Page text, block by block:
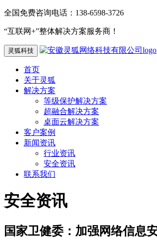
全国免费咨询电话：138-6598-3726
“互联网+”整体解决方案服务商！
灵狐科技
首页
关于灵狐
解决方案
等级保护解决方案
超融合解决方案
桌面云解决方案
客户案例
新闻资讯
行业资讯
安全资讯
联系我们
安全资讯
国家卫健委：加强网络信息